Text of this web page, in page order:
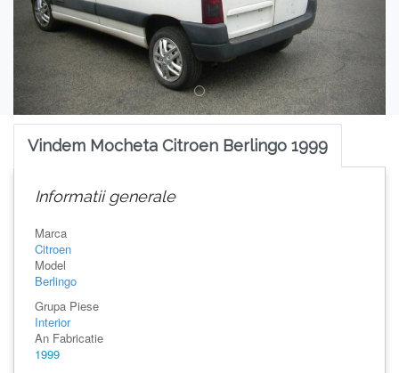
Vindem Mocheta Citroen Berlingo 1999
Informatii generale
Marca
Citroen
Model
Berlingo
Grupa Piese
Interior
An Fabricatie
1999